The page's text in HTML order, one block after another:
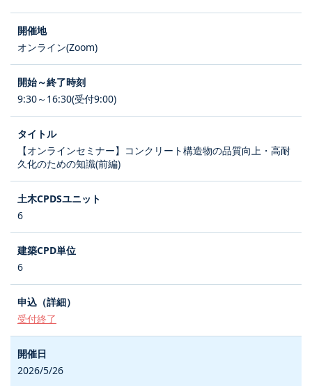
オンライン(Zoom)
9:30～16:30(受付9:00)
【オンラインセミナー】コンクリート構造物の品質向上・高耐
久化のための知識(前編)
6
6
受付終了
2026/5/26